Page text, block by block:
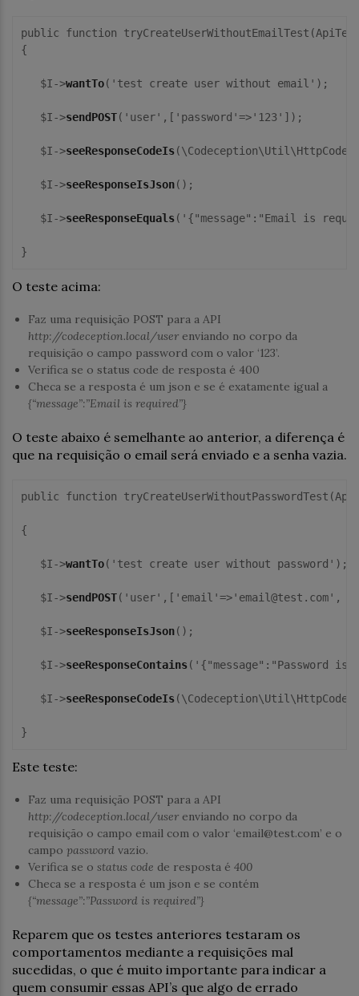
public function
{
   $I->
wantTo('test create user without email');
   $I->
sendPOST('user',['password'=>'123']);
   $I->
seeResponseCodeIs
   $I->
seeResponseIsJson();
   $I->
seeResponseEquals('{"message":"Email is
}
O teste acima:
Faz uma requisição POST para a API
http://codeception.local/user enviando no corpo da
requisição o campo password com o valor ‘123’.
Verifica se o status code de resposta é 400
Checa se a resposta é um json e se é exatamente igual a
{“message”:”Email is required”}
O teste abaixo é semelhante ao anterior, a diferença é
que na requisição o email será enviado e a senha vazia.
public function
{
   $I->
wantTo('test create user without password');
   $I->
sendPOST('user',['email'=>'email@test.com',
   $I->
seeResponseIsJson();
   $I->
seeResponseContains('{"message":"Password
   $I->
seeResponseCodeIs
}
Este teste:
Faz uma requisição POST para a API
http://codeception.local/user enviando no corpo da
requisição o campo email com o valor ‘email@test.com’ e o
campo password vazio.
Verifica se o status code de resposta é 400
Checa se a resposta é um json e se contém
{“message”:”Password is required”}
Reparem que os testes anteriores testaram os
comportamentos mediante a requisições mal
sucedidas, o que é muito importante para indicar a
quem consumir essas API’s que algo de errado